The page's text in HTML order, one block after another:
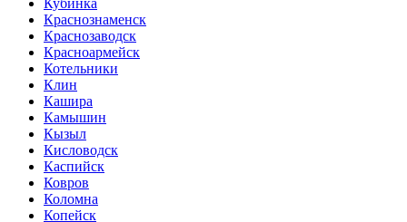
Кубинка
Краснознаменск
Краснозаводск
Красноармейск
Котельники
Клин
Кашира
Камышин
Кызыл
Кисловодск
Каспийск
Ковров
Коломна
Копейск